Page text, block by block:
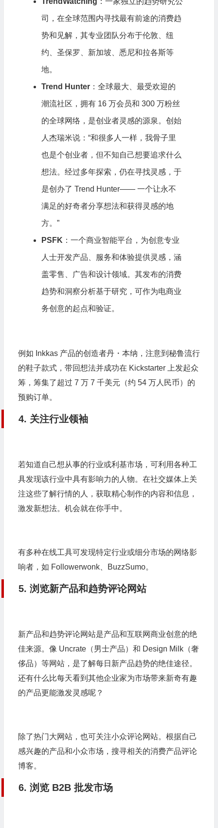
司，在全球范围内寻找最有前途的消费趋
势和见解，其专业团队分布于伦敦、纽
约、圣保罗、新加坡、悉尼和拉各斯等
地。
Trend Hunter：全球最大、最受欢迎的
潮流社区，拥有 16 万会员和 300 万粉丝
的全球网络，是创业者灵感的源泉。创始
人杰瑞米说：“和很多人一样，我骨子里
也是个创业者，但不知自己想要追求什么
想法。经过多年探索，仍在寻找灵感，于
是创办了 Trend Hunter—— 一个让永不
满足的好奇者分享想法和获得灵感的地
方。”
PSFK ：一个商业智能平台，为创意专业
人士开发产品、服务和体验提供灵感，涵
盖零售、广告和设计领域。其发布的消费
趋势和洞察分析基于研究，可作为电商业
务创意的起点和验证。
例如 Inkkas 产品的创造者丹・本纳，注意到秘鲁流行
的鞋子款式，带回想法并成功在 Kickstarter 上发起众
筹，筹集了超过 7 万 7 千美元（约 54 万人民币）的
预购订单。
4. 关注行业领袖
若知道自己想从事的行业或利基市场，可利用各种工
具发现该行业中具有影响力的人物。在社交媒体上关
注这些了解行情的人，获取精心制作的内容和信息，
激发新想法。机会就在你手中。
有多种在线工具可发现特定行业或细分市场的网络影
响者，如 Followerwonk、BuzzSumo。
5. 浏览新产品和趋势评论网站
新产品和趋势评论网站是产品和互联网商业创意的绝
佳来源。像 Uncrate（男士产品）和 Design Milk（奢
侈品）等网站，是了解每日新产品趋势的绝佳途径。
还有什么比每天看到其他企业家为市场带来新奇有趣
的产品更能激发灵感呢？
除了热门大网站，也可关注小众评论网站。根据自己
感兴趣的产品和小众市场，搜寻相关的消费产品评论
博客。
6. 浏览 B2B 批发市场